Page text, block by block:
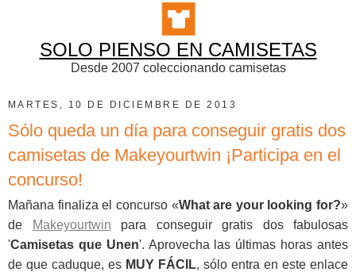
SOLO PIENSO EN CAMISETAS
Desde 2007 coleccionando camisetas
MARTES, 10 DE DICIEMBRE DE 2013
Sólo queda un día para conseguir gratis dos
camisetas de Makeyourtwin ¡Participa en el
concurso!
Mañana finaliza el concurso «What are your looking for?»
de
Makeyourtwin para conseguir gratis dos fabulosas
'Camisetas que Unen'. Aprovecha las últimas horas antes
de que caduque, es MUY FÁCIL, sólo entra en este enlace